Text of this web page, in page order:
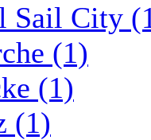
Sail City
(1)
(1)
(1)